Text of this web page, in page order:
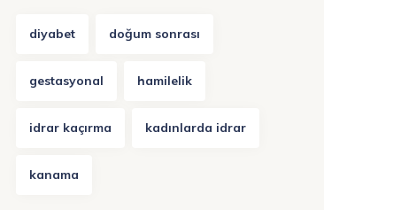
diyabet doğum sonrası
gestasyonal hamilelik
idrar kaçırma kadınlarda idrar
kanama